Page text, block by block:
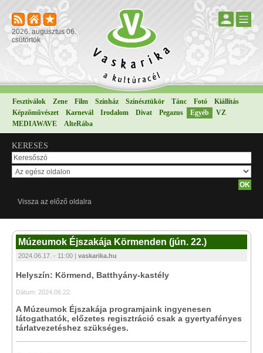
2026. augusztus 06.
csütörtök
Fesztiválok Zene Film Színház Színésztükör Tánc Fotó
Kiállítás
Képzőművészet
Karnevál Irodalom Divat Pegazus Egyéb
VZ
MEDIAWAVE
AlteRába
KERESÉS
Vissza az előző oldalra
Múzeumok Éjszakája Körmenden (jún. 22.)
2024.06.17. - 11:00 | vaskarika.hu
Helyszín: Körmend, Batthyány-kastély
Dátum: 2024.06.22.
A Múzeumok Éjszakája programjaink ingyenesen
látogathatók, előzetes regisztráció csak a gyertyafényes
tárlatvezetéshez szükséges.